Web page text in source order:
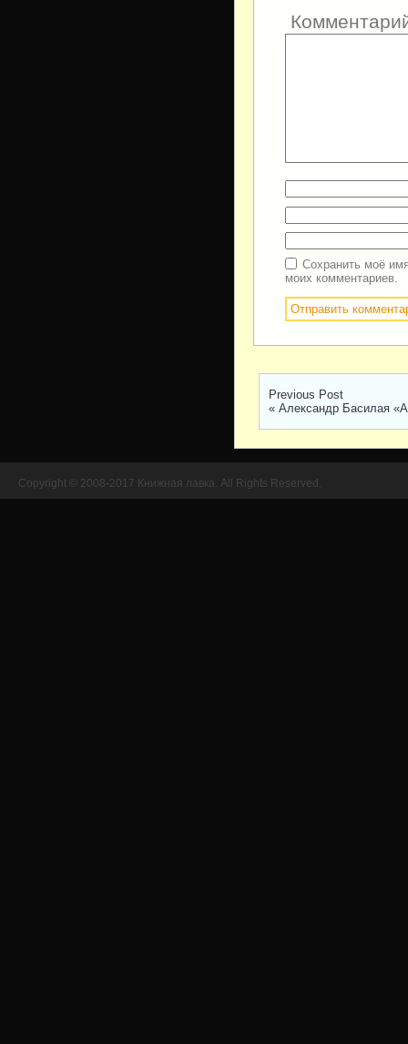
Сохранить моё
моих комментариев.
Previous Post
« Александр Басилая
Copyright © 2008-2017 Книжная лавка. All Rights Reserved.